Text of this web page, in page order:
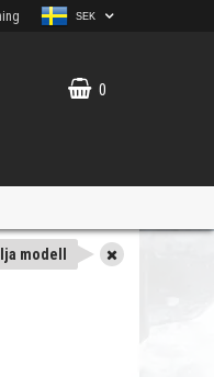
SEK
0
modell